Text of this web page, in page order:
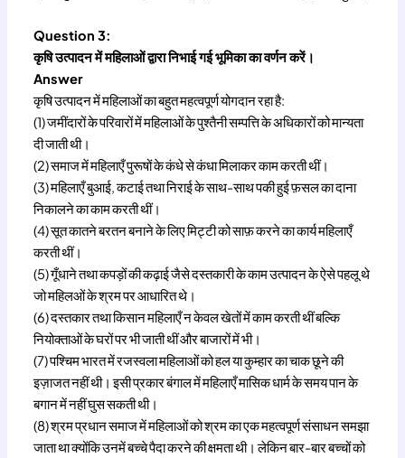
Question 3:
कृषि उत्पादन में महिलाओं द्वारा निभाई गई भूमिका का वर्णन करें।
Answer
कृषि उत्पादन में महिलाओं का बहुत महत्वपूर्ण योगदान रहा है:
(1) जमींदारों के परिवारों में महिलाओं के पुश्तैनी सम्पत्ति के अधिकारों को मान्यता
दी जाती थी।
(2) समाज में महिलाएँ पुरूषों के कंधे से कंधा मिलाकर काम करती थीं।
(3) महिलाएँ बुआई, कटाई तथा निराई के साथ-साथ पकी हुई फ़सल का दाना
निकालने का काम करती थीं।
(4) सूत कातने बरतन बनाने के लिए मिट्टी को साफ़ करने का कार्य महिलाएँ
करती थीं।
(5) गूँधाने तथा कपड़ों की कढ़ाई जैसे दस्तकारी के काम उत्पादन के ऐसे पहलू थे
जो महिलओं के श्रम पर आधारित थे।
(6) दस्तकार तथा किसान महिलाएँ न केवल खेतों में काम करती थीं बल्कि
नियोक्ताओं के घरों पर भी जाती थीं और बाजारों में भी।
(7) पश्चिम भारत में रजस्वला महिलाओं को हल या कुम्हार का चाक छूने की
इज़ाजत नहीं थी। इसी प्रकार बंगाल में महिलाएँ मासिक धार्म के समय पान के
बगान में नहीं घुस सकती थी।
(8) श्रम प्रधान समाज में महिलाओं को श्रम का एक महत्वपूर्ण संसाधन समझा
जाता था क्योंकि उनमें बच्चे पैदा करने की क्षमता थी। लेकिन बार-बार बच्चों को